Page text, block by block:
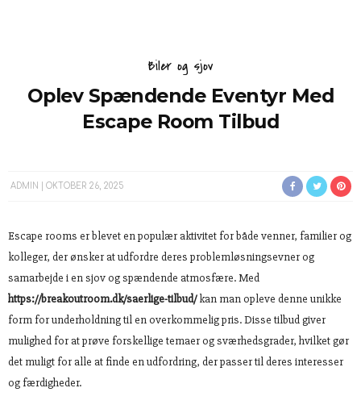
Biler og sjov
Oplev Spændende Eventyr Med
Escape Room Tilbud
ADMIN OKTOBER 26, 2025
Escape rooms er blevet en populær aktivitet for både venner, familier og
kolleger, der ønsker at udfordre deres problemløsningsevner og
samarbejde i en sjov og spændende atmosfære. Med
https://breakoutroom.dk/saerlige-tilbud/kan man opleve denne unikke
form for underholdning til en overkommelig pris. Disse tilbud giver
mulighed for at prøve forskellige temaer og sværhedsgrader, hvilket gør
det muligt for alle at finde en udfordring, der passer til deres interesser
og færdigheder.